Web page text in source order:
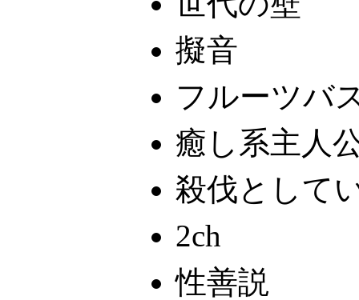
擬音
フルーツバ
癒し系主人
殺伐として
2ch
性善説